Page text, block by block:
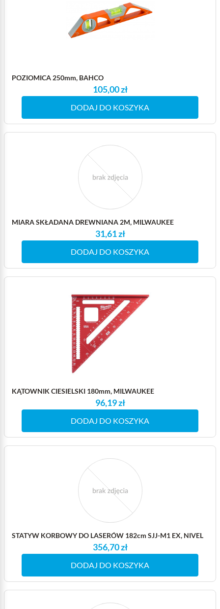
POZIOMICA 250mm, BAHCO
105,00 zł
DODAJ DO KOSZYKA
MIARA SKŁADANA DREWNIANA 2M, MILWAUKEE
31,61 zł
DODAJ DO KOSZYKA
KĄTOWNIK CIESIELSKI 180mm, MILWAUKEE
96,19 zł
DODAJ DO KOSZYKA
STATYW KORBOWY DO LASERÓW 182cm SJJ-M1 EX, NIVEL
356,70 zł
DODAJ DO KOSZYKA